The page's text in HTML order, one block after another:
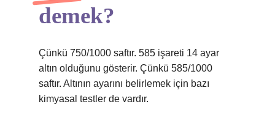
demek?
Çünkü 750/1000 saftır. 585 işareti 14 ayar
altın olduğunu gösterir. Çünkü 585/1000
saftır. Altının ayarını belirlemek için bazı
kimyasal testler de vardır.